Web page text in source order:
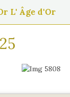
L' Âge d'Or